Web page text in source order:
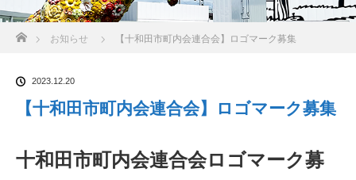
ホーム
お知らせ 【十和田市町内会連合会】ロゴマーク募集
2023.12.20
【十和田市町内会連合会】ロゴマーク募集
十和田市町内会連合会ロゴマーク募